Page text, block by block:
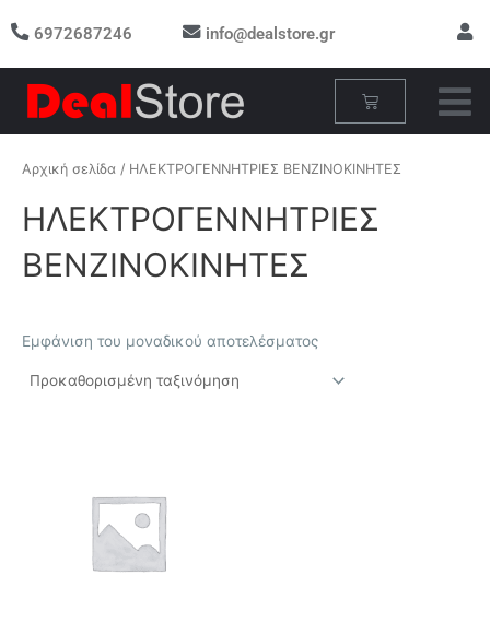
στο 6972687246 info@dealstore.gr
Cart
Αρχική σελίδα / ΗΛΕΚΤΡΟΓΕΝΝΗΤΡΙΕΣ ΒΕΝΖΙΝΟΚΙΝΗΤΕΣ
ΗΛΕΚΤΡΟΓΕΝΝΗΤΡΙΕΣ
ΒΕΝΖΙΝΟΚΙΝΗΤΕΣ
Εμφάνιση του μοναδικού αποτελέσματος